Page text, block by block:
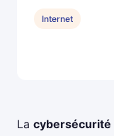
La cybersécurité
Internet